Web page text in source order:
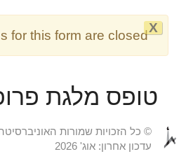
Xהודעת
אזהרה
for this form are closed.
טופס מלגת
© כל הזכויות שמורות
עדכון אחרון: אוג' 2026